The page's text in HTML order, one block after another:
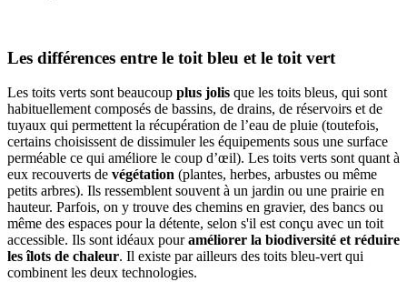
Les différences entre le toit bleu et le toit vert
Les toits verts sont beaucoup plus jolis que les toits bleus, qui sont
habituellement composés de bassins, de drains, de réservoirs et de
tuyaux qui permettent la récupération de l’eau de pluie (toutefois,
certains choisissent de dissimuler les équipements sous une surface
perméable ce qui améliore le coup d’œil). Les toits verts sont quant à
eux recouverts de végétation (plantes, herbes, arbustes ou même
petits arbres). Ils ressemblent souvent à un jardin ou une prairie en
hauteur. Parfois, on y trouve des chemins en gravier, des bancs ou
même des espaces pour la détente, selon s'il est conçu avec un toit
accessible. Ils sont idéaux pouraméliorer la biodiversité et réduire
les îlots de chaleur. Il existe par ailleurs des toits bleu-vert qui
combinent les deux technologies.